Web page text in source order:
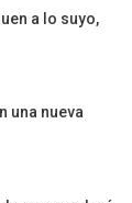
a lo suyo,
una nueva